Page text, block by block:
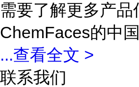
需要了解更多产品
ChemFaces的中
...查看全文 >
联系我们